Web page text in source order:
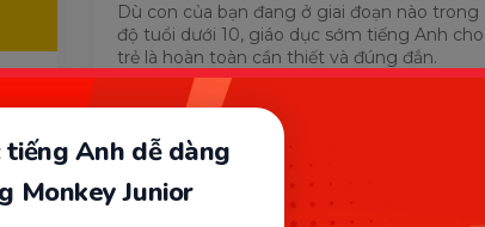
tiếng Anh dễ dàng
Monkey Junior
Dù con của bạn đang ở giai đoạn nào trong
độ tuổi dưới 10, giáo dục sớm tiếng Anh cho
trẻ là hoàn toàn cần thiết và đúng đắn.